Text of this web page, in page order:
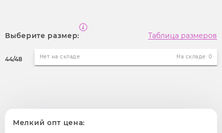
Выберите размер: Таблица размеров
44/48 Нет на складе На складе: 0
Мелкий опт цена: